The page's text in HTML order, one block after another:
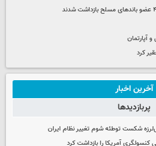
کرد
آخرین اخبار
پربازدیدها
شکست توطئه شوم تغییر نظام ایران
کنسولگری آمریکا را بازداشت کرد